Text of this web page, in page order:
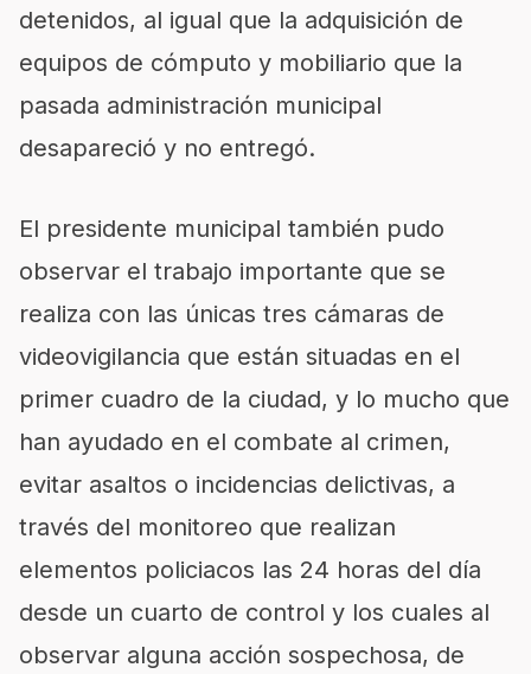
detenidos, al igual que la adquisición de
equipos de cómputo y mobiliario que la
pasada administración municipal
desapareció y no entregó.
El presidente municipal también pudo
observar el trabajo importante que se
realiza con las únicas tres cámaras de
videovigilancia que están situadas en el
primer cuadro de la ciudad, y lo mucho que
han ayudado en el combate al crimen,
evitar asaltos o incidencias delictivas, a
través del monitoreo que realizan
elementos policiacos las 24 horas del día
desde un cuarto de control y los cuales al
observar alguna acción sospechosa, de